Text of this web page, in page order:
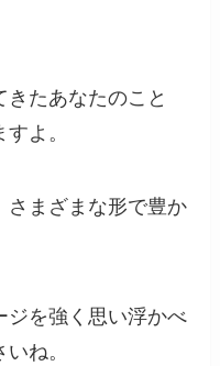
たあなたのこと
よ。
さまざまな形で豊か
ジを強く思い浮かべ
ね。